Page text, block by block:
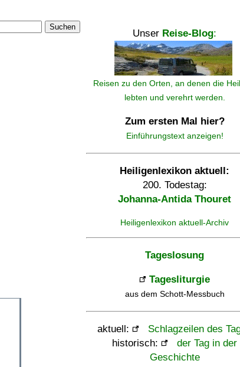
Suchen
Unser Reise-Blog:
Reisen zu den Orten, an denen die
lebten und verehrt werden.
Zum ersten Mal hier?
Einführungstext anzeigen!
Heiligenlexikon aktuell:
200. Todestag:
Johanna-Antida Thouret
Heiligenlexikon aktuell-Archiv
Tageslosung
Tagesliturgie
aus dem Schott-Messbuch
aktuell:
Schlagzeilen des
historisch:
der Tag in der
Geschichte